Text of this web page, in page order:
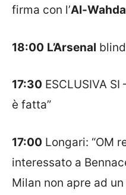
firma con l’Al-Wahda
18:00 L’Arsenal
17:30 ESCLUSIVA SI
è fatta”
17:00 Longari: “OM
interessato a
Milan non apre ad